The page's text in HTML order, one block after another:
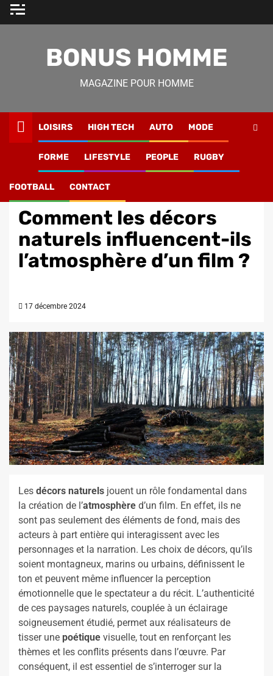
Skip
BONUS HOMME
MAGAZINE POUR HOMME
LOISIRS HIGH TECH AUTO MODE
FORME LIFESTYLE PEOPLE RUGBY
FOOTBALL CONTACT
naturels influencent-ils l’atmosphère d’un film ?
Comment les décors
naturels influencent-ils
l’atmosphère d’un film ?
17 décembre 2024
Les décors naturels jouent un rôle fondamental dans
la création de l’atmosphère d’un film. En effet, ils ne
sont pas seulement des éléments de fond, mais des
acteurs à part entière qui interagissent avec les
personnages et la narration. Les choix de décors, qu’ils
soient montagneux, marins ou urbains, définissent le
ton et peuvent même influencer la perception
émotionnelle que le spectateur a du récit. L’authenticité
de ces paysages naturels, couplée à un éclairage
soigneusement étudié, permet aux réalisateurs de
tisser une poétique visuelle, tout en renforçant les
thèmes et les conflits présents dans l’œuvre. Par
conséquent, il est essentiel de s’interroger sur la